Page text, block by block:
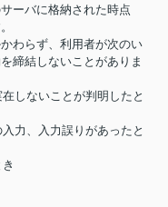
ーバに格納された時点
わらず、利用者が次のい
締結しないことがありま
しないことが判明したと
力、入力誤りがあったと